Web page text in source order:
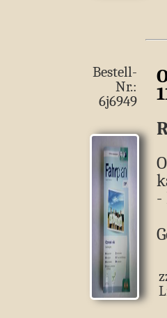
Bestell-
Nr.:
6j6949
-